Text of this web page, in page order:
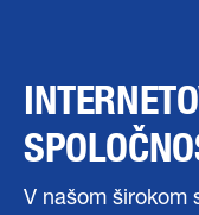
V našom širokom